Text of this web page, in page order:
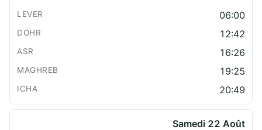
06:00
12:42
16:26
19:25
20:49
Samedi 22 Août